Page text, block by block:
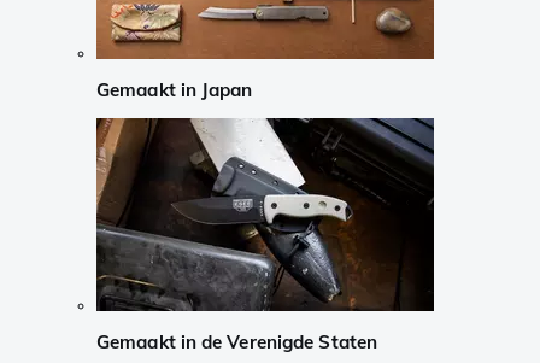
Gemaakt in Japan
Gemaakt in de Verenigde Staten